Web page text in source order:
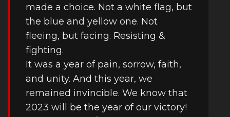
made a choice. Not a white flag, but
the blue and yellow one. Not
fleeing, but facing. Resisting &
fighting.
It was a year of pain, sorrow, faith,
and unity. And this year, we
remained invincible. We know that
2023 will be the year of our victory!